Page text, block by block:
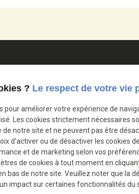
? Le respect de votre vie
pour améliorer votre expérience de
Les cookies strictement nécessaires
notre site et ne peuvent pas être
d'activer ou de désactiver les cookies de
et de marketing selon vos
de cookies à tout moment en
bas de notre site. Veuillez noter que la
impact sur certaines fonctionnalités du